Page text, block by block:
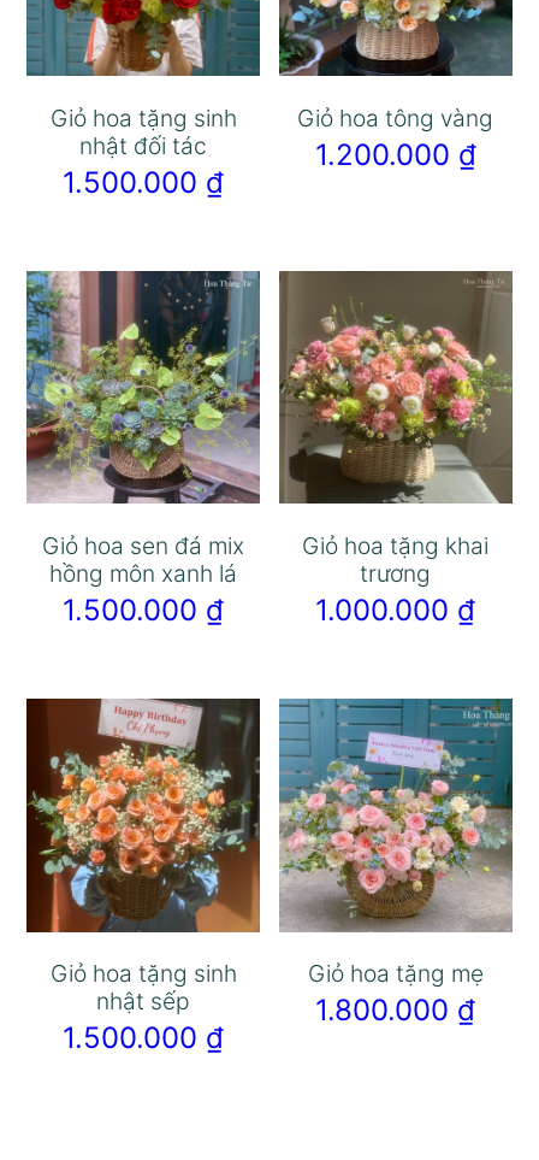
Giỏ hoa tặng sinh
nhật đối tác
1.500.000 ₫
Giỏ hoa tông vàng
1.200.000 ₫
Giỏ hoa sen đá mix
hồng môn xanh lá
1.500.000 ₫
Giỏ hoa tặng khai
trương
1.000.000 ₫
Giỏ hoa tặng sinh
nhật sếp
1.500.000 ₫
Giỏ hoa tặng mẹ
1.800.000 ₫